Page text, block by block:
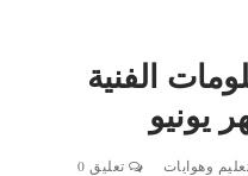
الفنية
وهوايات تعليق 0